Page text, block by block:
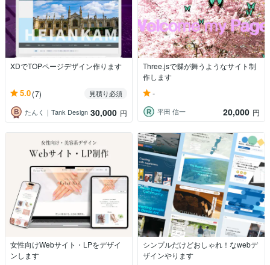
XDでTOPページデザイン作ります
5.0(7)
見積り必須
たんく｜Tank Design 30,000 円
Three.jsで蝶が舞うようなサイト制
作します
-
平田 信一 20,000 円
女性向けWebサイト・LPをデザイ
ンします
シンプルだけどおしゃれ！なwebデ
ザインやります